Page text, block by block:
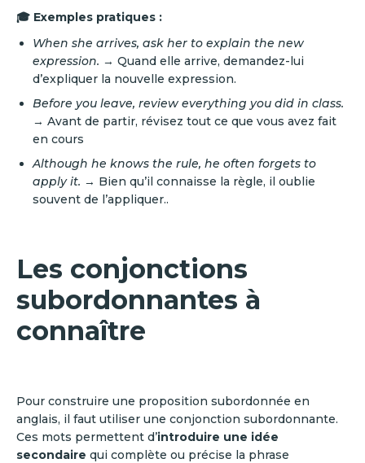
🎓 Exemples pratiques :
When she arrives, ask her to explain the new
expression. → Quand elle arrive, demandez-lui
d’expliquer la nouvelle expression.
Before you leave, review everything you did in class.
→ Avant de partir, révisez tout ce que vous avez fait
en cours
Although he knows the rule, he often forgets to
apply it. → Bien qu’il connaisse la règle, il oublie
souvent de l’appliquer..
Les conjonctions
subordonnantes à
connaître
Pour construire une proposition subordonnée en
anglais, il faut utiliser une conjonction subordonnante.
Ces mots permettent d’introduire une idée
secondaire qui complète ou précise la phrase